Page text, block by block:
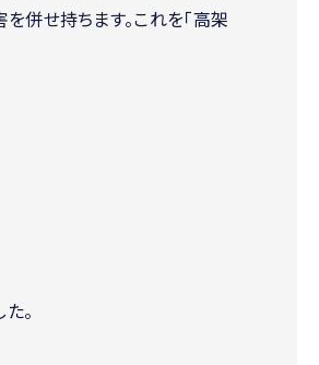
併せ持ちます。これを「高架
。